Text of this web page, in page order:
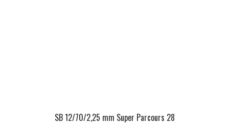
SB 12/70/2,25 mm Super Parcours 28